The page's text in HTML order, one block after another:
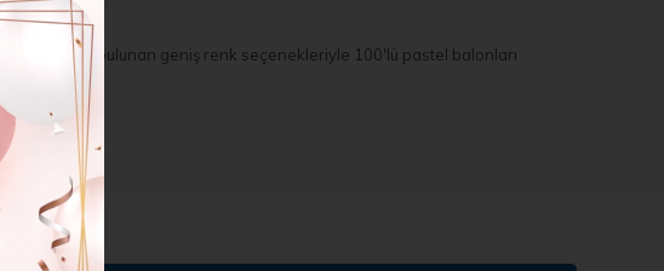
bulunan geniş renk seçenekleriyle 100'lü pastel balonları